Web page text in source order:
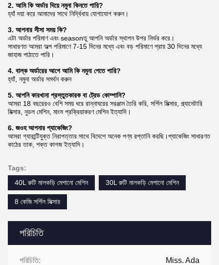
পরিচিতি
পরিচিতি: Miss. Ada
2. আমি কি অর্ডার দিয়ে নমুনা কিনতে পারি?
হ্যাঁ দয়া করে আমাদের সাথে নির্দ্বিধায় যোগাযোগ করুন।
3. আপনার সীসা সময় কি?
এটা অর্ডার পরিমাণ এবং seasonতু আপনি অর্ডার স্থাপন উপর নির্ভর করে।
সাধারণত আমরা অল্প পরিমাণে 7-15 দিনের মধ্যে এবং বড় পরিমাণে প্রায় 30 দিনের মধ্যে
জাহাজ পাঠাতে পারি।
4. বাল্ক অর্ডারের আগে আমি কি নমুনা পেতে পারি?
হ্যাঁ, নমুনা অর্ডার সমর্থন করুন
5. আপনি কারখানা প্রস্তুতকারক বা ট্রেড কোম্পানি?
আমরা 18 বছরেরও বেশি সময় ধরে রান্নাঘরের সরঞ্জাম তৈরি করি, সর্পিল মিক্সার, প্ল্যানেটারি
মিক্সার, নুডল মেশিন, মাংস প্রক্রিয়াকরণ মেশিন ইত্যাদি।
6. জওহ আপনার প্যাকেজিং?
আমরা গ্যারান্টিযুক্ত নিরাপত্তার সাথে বিদেশে অনেক পণ্য রপ্তানি করছি।প্যাকেজিং সাধারণত
কাঠের তাক, শক্ত কাগজ ইত্যাদি।
Tags:
40L রুটি মালকড়ি মেশানো মেশিন
30L রুটি মালকড়ি মেশানো মেশিন
8 কেজি সর্পিল মিক্সার